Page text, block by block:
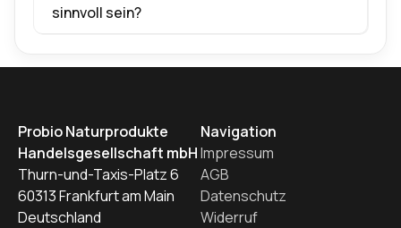
sinnvoll sein?
Probio Naturprodukte
Handelsgesellschaft mbH
Thurn-und-Taxis-Platz 6
60313 Frankfurt am Main
Deutschland
Navigation
Impressum
AGB
Datenschutz
Widerruf